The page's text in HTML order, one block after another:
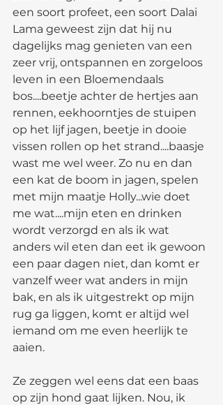
een soort profeet, een soort Dalai
Lama geweest zijn dat hij nu
dagelijks mag genieten van een
zeer vrij, ontspannen en zorgeloos
leven in een Bloemendaals
bos....beetje achter de hertjes aan
rennen, eekhoorntjes de stuipen
op het lijf jagen, beetje in dooie
vissen rollen op het strand....baasje
wast me wel weer. Zo nu en dan
een kat de boom in jagen, spelen
met mijn maatje Holly...wie doet
me wat....mijn eten en drinken
wordt verzorgd en als ik wat
anders wil eten dan eet ik gewoon
een paar dagen niet, dan komt er
vanzelf weer wat anders in mijn
bak, en als ik uitgestrekt op mijn
rug ga liggen, komt er altijd wel
iemand om me even heerlijk te
aaien.
Ze zeggen wel eens dat een baas
op zijn hond gaat lijken. Nou, ik